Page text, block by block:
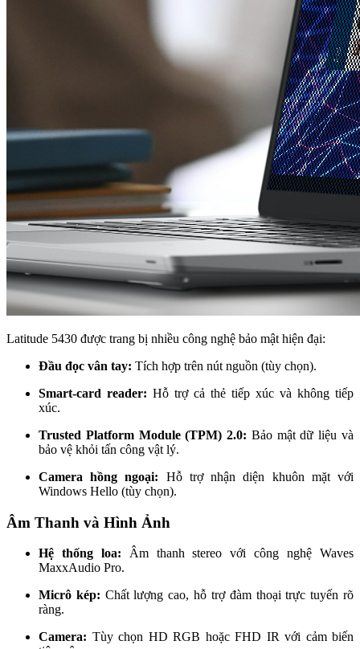
Latitude 5430 được trang bị nhiều công nghệ bảo mật hiện đại:
Đầu đọc vân tay: Tích hợp trên nút nguồn (tùy chọn).
Smart-card reader: Hỗ trợ cả thẻ tiếp xúc và không tiếp
xúc.
Trusted Platform Module (TPM) 2.0: Bảo mật dữ liệu và
bảo vệ khỏi tấn công vật lý.
Camera hồng ngoại: Hỗ trợ nhận diện khuôn mặt với
Windows Hello (tùy chọn).
Âm Thanh và Hình Ảnh
Hệ thống loa: Âm thanh stereo với công nghệ Waves
MaxxAudio Pro.
Micrô kép: Chất lượng cao, hỗ trợ đàm thoại trực tuyến rõ
ràng.
Camera: Tùy chọn HD RGB hoặc FHD IR với cảm biến